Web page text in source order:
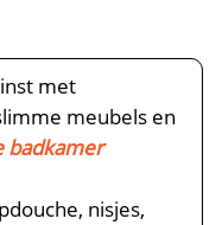
met
meubels en
badkamer
nisjes,